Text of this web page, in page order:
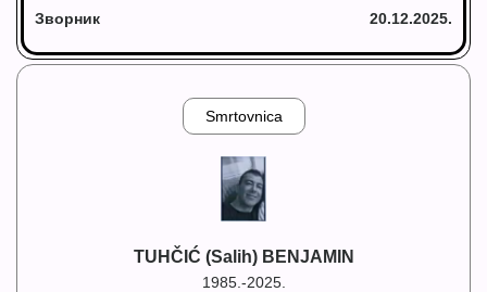
Зворник 20.12.2025.
Smrtovnica
TUHČIĆ (Salih) BENJAMIN
1985.-2025.